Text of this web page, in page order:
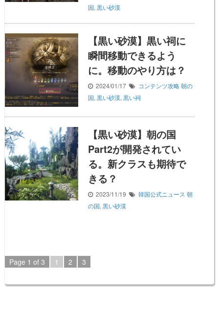
国, 黒い砂漠
【黒い砂漠】黒い祠に
瞬間移動できるよう
に。移動のやり方は？
2024/01/17 コンテンツ攻略朝の
国, 黒い砂漠, 黒い祠
【黒い砂漠】朝の国
Part2が開発されてい
る。新クラスも期待で
きる？
2023/11/19 韓国公式ニュース 朝
の国, 黒い砂漠
Page 1 of 3 1 2 3